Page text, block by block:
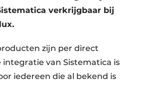
verkrijgbaar bij
zijn per direct
integratie van Sistematica is
iedereen die al bekend is